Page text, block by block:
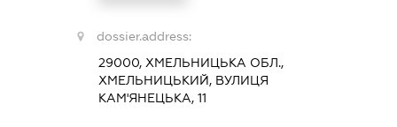
dossier.address:
29000, ХМЕЛЬНИЦЬКА ОБЛ.,
ХМЕЛЬНИЦЬКИЙ, ВУЛИЦЯ
КАМ'ЯНЕЦЬКА, 11